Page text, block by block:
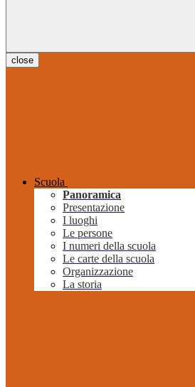
close
Scuola
Panoramica
Presentazione
I luoghi
Le persone
I numeri della scuola
Le carte della scuola
Organizzazione
La storia